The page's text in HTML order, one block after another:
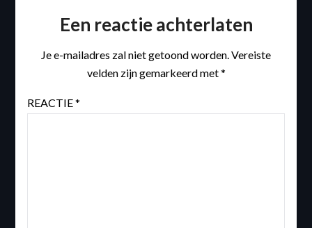
Een reactie achterlaten
Je e-mailadres zal niet getoond worden.Vereiste
velden zijn gemarkeerd met*
REACTIE*